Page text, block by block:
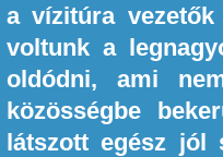
a vízitúra
voltunk a
oldódni, ami
közösségbe
látszott egész jól